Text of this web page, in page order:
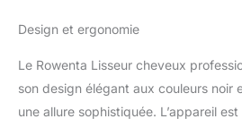
cheveux
plaques
Design et ergonomie
Le Rowenta Lisseur cheveux
son design élégant aux couleurs noir
une allure sophistiquée. L’appareil